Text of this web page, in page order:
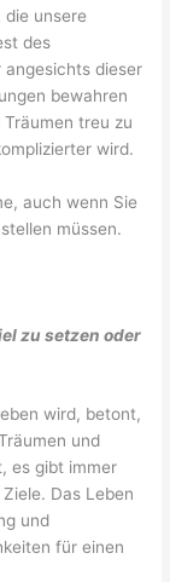
unsere
des
angesichts dieser
bewahren
treu zu
wird.
auch wenn Sie
müssen.
zu setzen oder
wird, betont,
und
es gibt immer
Das Leben
und
für einen